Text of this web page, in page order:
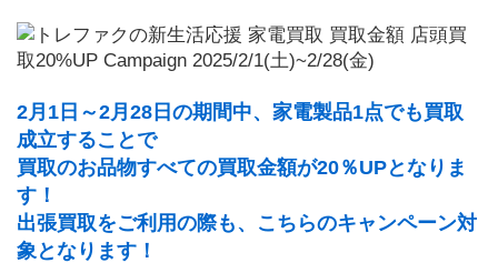
2月1日～2月28日の期間中、家電製品1点でも買取
成立することで
買取のお品物すべての買取金額が20％UPとなりま
す！
出張買取をご利用の際も、こちらのキャンペーン対
象となります！